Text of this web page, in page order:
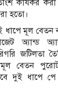
কার্যকর
হতো।
ধাপে মূল বেতন
অ্যান্ড
জটিলতা
বেতন
দুই ধাপে পে